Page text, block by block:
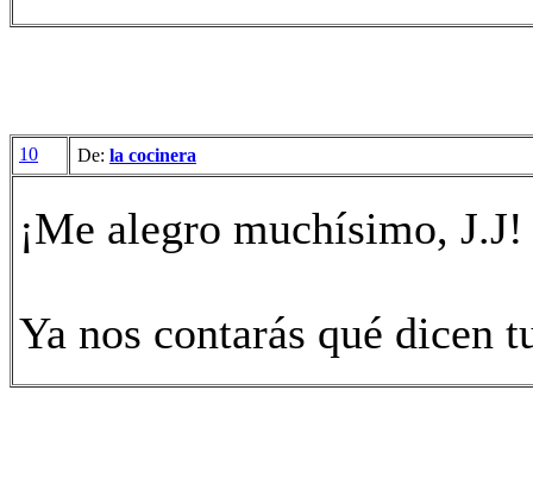
10 De: la cocinera
¡Me alegro muchísimo, J.J!
Ya nos contarás qué dicen